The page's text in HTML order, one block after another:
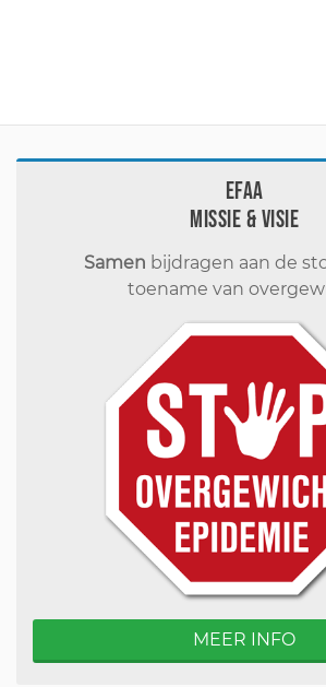
EFAA
Missie & visie
Samen bijdragen aan de
toename van
MEER INFO